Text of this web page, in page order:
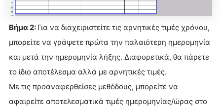
Βήμα 2: Για να διαχειριστείτε τις αρνητικές τιμές χρόνου,
μπορείτε να γράψετε πρώτα την παλαιότερη ημερομηνία
και μετά την ημερομηνία λήξης. Διαφορετικά, θα πάρετε
το ίδιο αποτέλεσμα αλλά με αρνητικές τιμές.
Με τις προαναφερθείσες μεθόδους, μπορείτε να
αφαιρείτε αποτελεσματικά τιμές ημερομηνίας/ώρας στο